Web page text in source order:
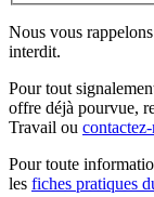
Nous vous
interdit.
Pour tout
offre déjà pourvue,
Travail ou
Pour toute
les fiches pratiques